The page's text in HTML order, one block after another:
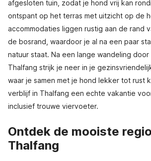
afgesloten tuin, zodat je hond vrij kan
ontspant op het terras met uitzicht op de
accommodaties liggen rustig aan de rand
de bosrand, waardoor je al na een paar
natuur staat. Na een lange wandeling
Thalfang strijk je neer in je
waar je samen met je hond lekker tot rust
verblijf in Thalfang een echte vakantie
inclusief trouwe viervoeter.
Ontdek de mooiste
Thalfang